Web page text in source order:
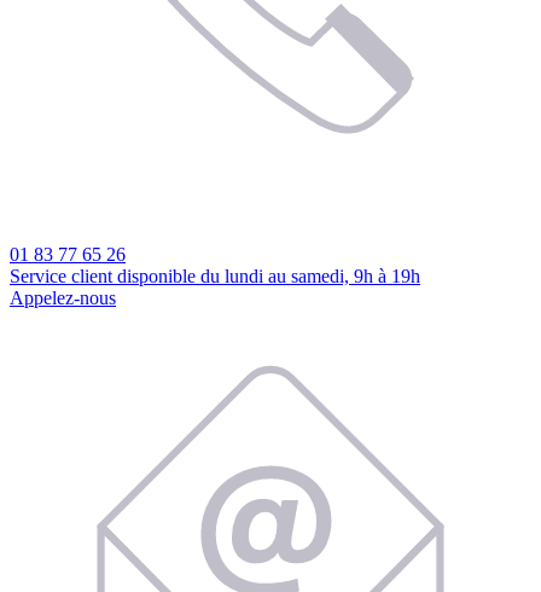
01 83 77 65 26
Service client disponible du lundi au samedi, 9h à 19h
Appelez-nous